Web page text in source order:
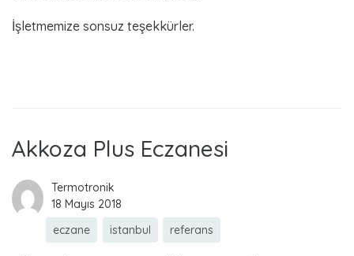
İşletmemize sonsuz teşekkürler.
Akkoza Plus Eczanesi
Termotronik
18 Mayıs 2018
eczane
istanbul referans